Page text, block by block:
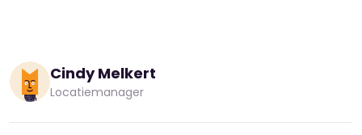
Cindy Melkert
Locatiemanager